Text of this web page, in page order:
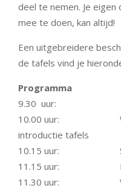
deel te nemen. Je
mee te doen, kan altijd!
Een uitgebreidere
de tafels vind je
Programma
9.30 uur:
10.00 uur:
introductie tafels
10.15 uur: Start
11.15 uur:
11.30 uur: